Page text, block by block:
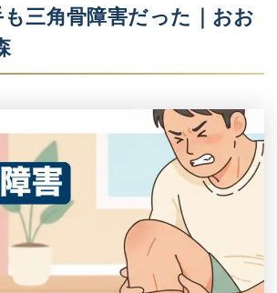
三角骨障害だった｜おお